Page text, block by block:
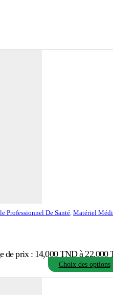
Professionnel De Santé Matériel
de prix : 14,000 TND à 22,000
Choix des options